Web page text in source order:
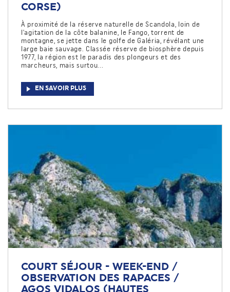
CORSE)
À proximité de la réserve naturelle de Scandola, loin de
l'agitation de la côte balanine, le Fango, torrent de
montagne, se jette dans le golfe de Galéria, révélant une
large baie sauvage. Classée réserve de biosphère depuis
1977, la région est le paradis des plongeurs et des
marcheurs, mais surtou...
EN SAVOIR PLUS
COURT SÉJOUR - WEEK-END /
OBSERVATION DES RAPACES /
AGOS VIDALOS (HAUTES